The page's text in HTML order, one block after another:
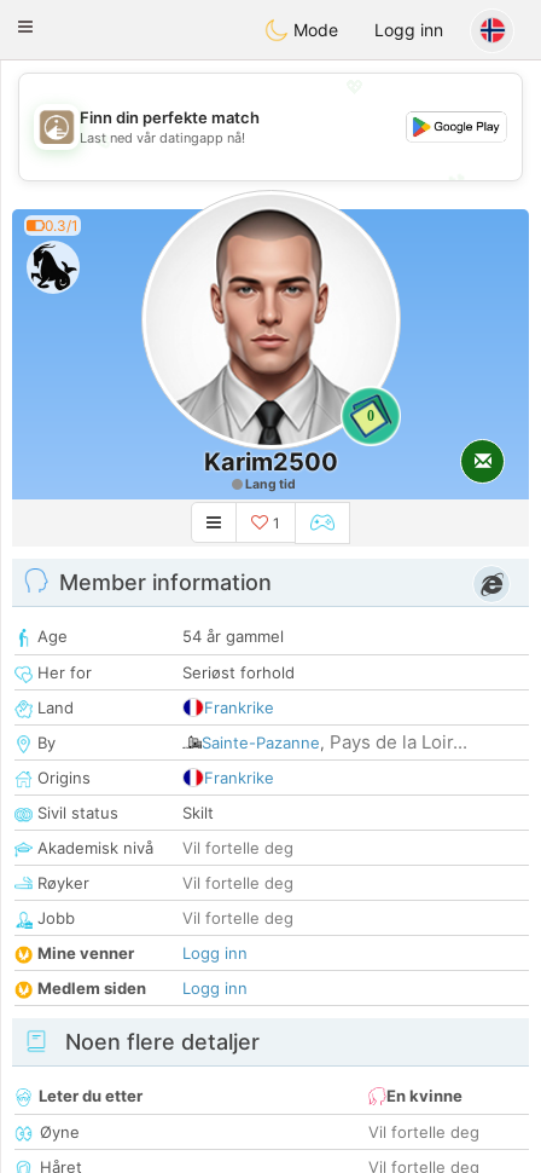
ahebik
Toggle
Mode Logg inn
💖
💕
💕
Finn din perfekte match
Last ned vår datingapp nå!
0.3/1
0
Karim2500
Lang tid
1
Member information
Age
54 år gammel
Her for
Seriøst forhold
Land
Frankrike
By
Sainte-Pazanne, Pays de la Loir...
Origins
Frankrike
Sivil status
Skilt
Akademisk nivå
Vil fortelle deg
Røyker
Vil fortelle deg
Jobb
Vil fortelle deg
Mine venner
Logg inn
Medlem siden
Logg inn
Noen flere detaljer
Leter du etter
En kvinne
Øyne
Vil fortelle deg
Håret
Vil fortelle deg